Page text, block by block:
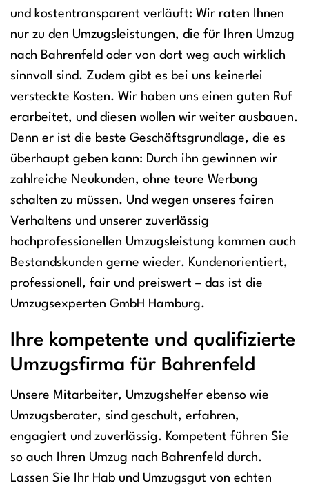
und kostentransparent verläuft: Wir raten Ihnen
nur zu den Umzugsleistungen, die für Ihren Umzug
nach Bahrenfeld oder von dort weg auch wirklich
sinnvoll sind. Zudem gibt es bei uns keinerlei
versteckte Kosten. Wir haben uns einen guten Ruf
erarbeitet, und diesen wollen wir weiter ausbauen.
Denn er ist die beste Geschäftsgrundlage, die es
überhaupt geben kann: Durch ihn gewinnen wir
zahlreiche Neukunden, ohne teure Werbung
schalten zu müssen. Und wegen unseres fairen
Verhaltens und unserer zuverlässig
hochprofessionellen Umzugsleistung kommen auch
Bestandskunden gerne wieder. Kundenorientiert,
professionell, fair und preiswert – das ist die
Umzugsexperten GmbH Hamburg.
Ihre kompetente und qualifizierte
Umzugsfirma für Bahrenfeld
Unsere Mitarbeiter, Umzugshelfer ebenso wie
Umzugsberater, sind geschult, erfahren,
engagiert und zuverlässig. Kompetent führen Sie
so auch Ihren Umzug nach Bahrenfeld durch.
Lassen Sie Ihr Hab und Umzugsgut von echten